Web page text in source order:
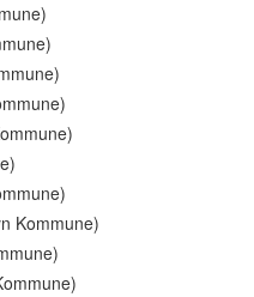
Kommune)